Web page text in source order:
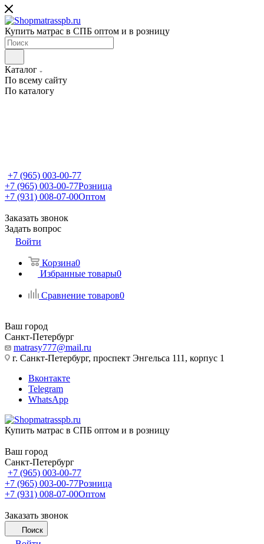
Купить матрас в СПБ оптом и в розницу
Каталог
По всему сайту
По каталогу
+7 (965) 003-00-77
+7 (965) 003-00-77Розница
+7 (931) 008-07-00Оптом
Заказать звонок
Задать вопрос
Войти
Корзина0
Избранные товары0
Сравнение товаров0
Ваш город
Санкт-Петербург
matrasy777@mail.ru
г. Санкт-Петербург, проспект Энгельса 111, корпус 1
Вконтакте
Telegram
WhatsApp
Купить матрас в СПБ оптом и в розницу
Ваш город
Санкт-Петербург
+7 (965) 003-00-77
+7 (965) 003-00-77Розница
+7 (931) 008-07-00Оптом
Заказать звонок
Поиск